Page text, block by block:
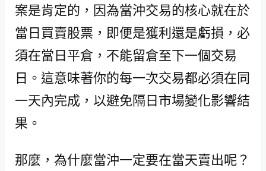
案是肯定的，因為當沖交易的核心就在於
當日買賣股票，即便是獲利還是虧損，必
須在當日平倉，不能留倉至下一個交易
日。這意味著你的每一次交易都必須在同
一天內完成，以避免隔日市場變化影響結
果。
那麼，為什麼當沖一定要在當天賣出呢？